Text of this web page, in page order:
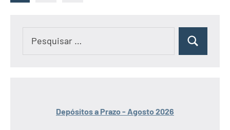
conteúdos
Pesquisar
Depósitos a Prazo - Agosto 2026